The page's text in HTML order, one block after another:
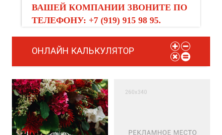
ВАШЕЙ КОМПАНИИ ЗВОНИТЕ ПО
ТЕЛЕФОНУ: +7 (919) 915 98 95.
ОНЛАЙН КАЛЬКУЛЯТОР